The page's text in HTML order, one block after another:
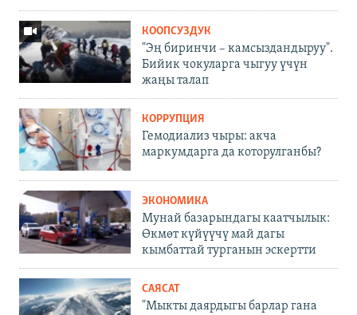
КООПСУЗДУК
"Эң биринчи – камсыздандыруу".
Бийик чокуларга чыгуу үчүн
жаңы талап
КОРРУПЦИЯ
Гемодиализ чыры: акча
маркумдарга да которулганбы?
ЭКОНОМИКА
Мунай базарындагы каатчылык:
Өкмөт күйүүчү май дагы
кымбаттай турганын эскертти
САЯСАТ
"Мыкты даярдыгы барлар гана